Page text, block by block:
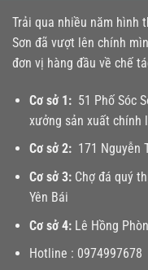
Trải qua nhiều năm hình
Sơn đã vượt lên chính
đơn vị hàng đầu về chế
Cơ sở 1:51 Phố Sóc
xưởng sản xuất chính
Cơ sở 2:171 Nguyễn
Cơ sở 3:Chợ đá quý
Yên Bái
Cơ sở 4:Lê Hồng
Hotline : 0974997678